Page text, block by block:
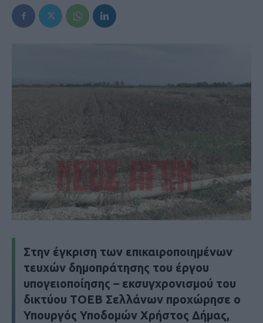
Στην έγκριση των επικαιροποιημένων
τευχών δημοπράτησης του έργου
υπογειοποίησης – εκσυγχρονισμού του
δικτύου ΤΟΕΒ Σελλάνων προχώρησε ο
Υπουργός Υποδομών Χρήστος Δήμας,